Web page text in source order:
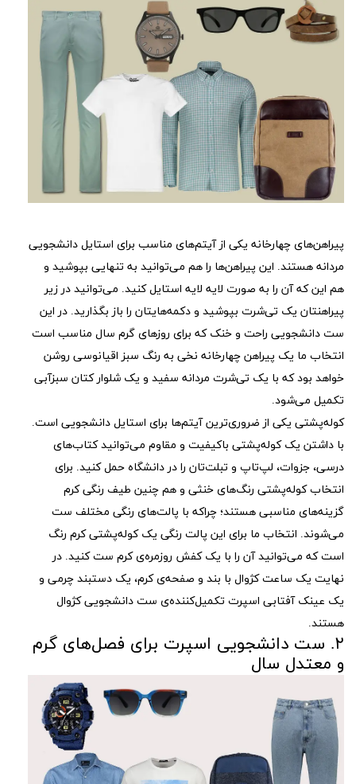
پیراهن‌های چهارخانه یکی از آیتم‌های مناسب برای استایل دانشجویی
مردانه هستند. این پیراهن‌ها را هم می‌‎توانید به تنهایی بپوشید و
هم این که آن را به صورت لایه لایه استایل کنید. می‌توانید در زیر
پیراهنتان یک تی‌شرت بپوشید و دکمه‌هایتان را باز بگذارید. در این
ست دانشجویی راحت و خنک که برای روزهای گرم سال مناسب است
انتخاب ما یک پیراهن چهارخانه نخی به رنگ سبز اقیانوسی روشن
خواهد بود که با یک تی‌شرت مردانه سفید و یک شلوار کتان سبزآبی
تکمیل می‌شود.
کوله‌پشتی یکی از ضروری‌ترین آیتم‌ها برای استایل دانشجویی است.
با داشتن یک کوله‌پشتی باکیفیت و مقاوم می‌توانید کتاب‌های
درسی، جزوات، لپ‌‌تاپ و تبلت‌تان را در دانشگاه حمل کنید. برای
انتخاب کوله‌پشتی رنگ‌های خنثی و هم چنین طیف رنگی کرم
گزینه‌های مناسبی هستند؛ چراکه با پالت‌های رنگی مختلف ست
می‌شوند. انتخاب ما برای این پالت رنگی یک کوله‌پشتی کرم‌ رنگ
است که می‌توانید آن را با یک کفش روزمره‌ی کرم ست کنید. در
نهایت یک ساعت کژوال با بند و صفحه‌ی کرم، یک دستبند چرمی و
یک عینک آفتابی اسپرت تکمیل‌کننده‌ی ست دانشجویی کژوال
هستند.
۲. ست دانشجویی اسپرت برای فصل‌های گرم
و معتدل سال